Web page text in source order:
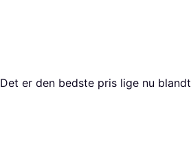
Det er den bedste pris lige nu blandt